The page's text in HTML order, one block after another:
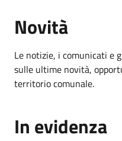
Novità
Le notizie, i comunicati e
sulle ultime novità,
territorio comunale.
In evidenza